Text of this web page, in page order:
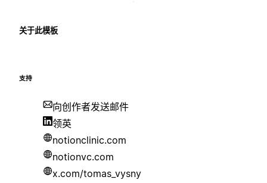
关于此模板
支持
向创作者发送邮件
领英
notionclinic.com
notionvc.com
x.com/tomas_vysny